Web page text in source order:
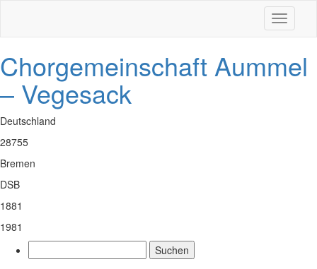
Toggle
Chorgemeinschaft Aummel
– Vegesack
Deutschland
28755
Bremen
DSB
1881
1981
nach: